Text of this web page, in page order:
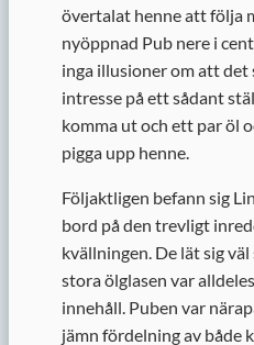
övertalat henne att följa
nyöppnad Pub nere i
inga illusioner om att det
intresse på ett sådant
komma ut och ett par öl
pigga upp henne.
Följaktligen befann sig
bord på den trevligt
kvällningen. De lät sig
stora ölglasen var
innehåll. Puben var
jämn fördelning av både